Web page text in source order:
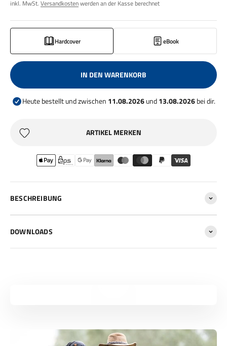
inkl. MwSt. Versandkostenwerden an der Kasse berechnet
Hardcover eBook
IN DEN WARENKORB
Heute bestellt und zwischen 11.08.2026und13.08.2026bei dir.
ARTIKEL MERKEN
BESCHREIBUNG
DOWNLOADS